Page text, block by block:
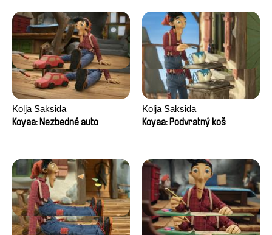
Kolja Saksida
Koyaa: Nezbedné auto
Kolja Saksida
Koyaa: Podvratný koš